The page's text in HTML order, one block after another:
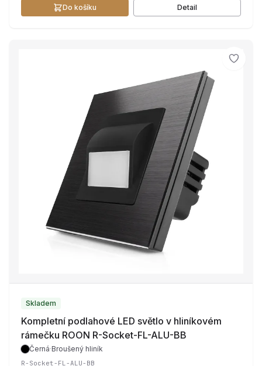
Do košíku Detail
Skladem
Kompletní podlahové LED světlo v hliníkovém
rámečku ROON R-Socket-FL-ALU-BB
Černá·Broušený hliník
R-Socket-FL-ALU-BB